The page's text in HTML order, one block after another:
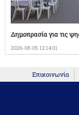
Δημοπρασία για τις
2026-08-05 12:14:01
Επικοινωνία